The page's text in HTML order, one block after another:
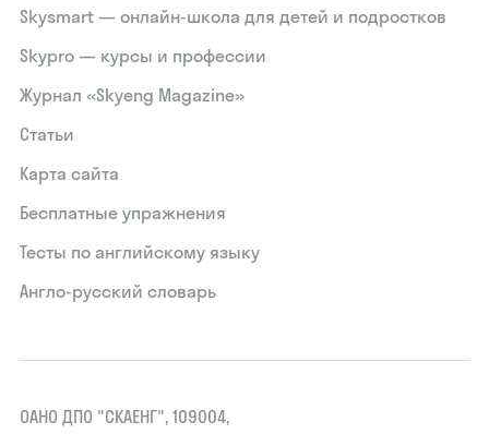
Skysmart — онлайн-школа для детей и подростков
Skypro — курсы и профессии
Журнал «Skyeng Magazine»
Статьи
Карта сайта
Бесплатные упражнения
Тесты по английскому языку
Англо-русский словарь
ОАНО ДПО "СКАЕНГ", 109004,